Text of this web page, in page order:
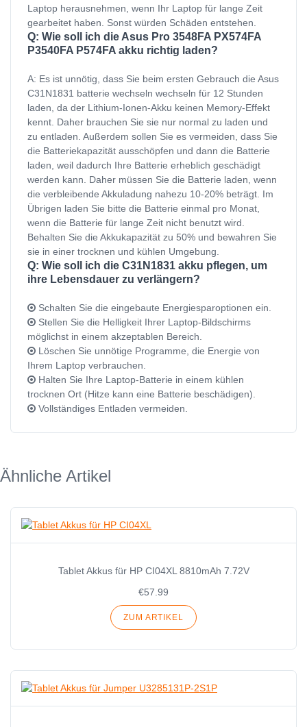
Laptop herausnehmen, wenn Ihr Laptop für lange Zeit
gearbeitet haben. Sonst würden Schäden entstehen.
Q: Wie soll ich die Asus Pro 3548FA PX574FA
P3540FA P574FA akku richtig laden?
A: Es ist unnötig, dass Sie beim ersten Gebrauch die Asus
C31N1831 batterie wechseln wechseln für 12 Stunden
laden, da der Lithium-Ionen-Akku keinen Memory-Effekt
kennt. Daher brauchen Sie sie nur normal zu laden und
zu entladen. Außerdem sollen Sie es vermeiden, dass Sie
die Batteriekapazität ausschöpfen und dann die Batterie
laden, weil dadurch Ihre Batterie erheblich geschädigt
werden kann. Daher müssen Sie die Batterie laden, wenn
die verbleibende Akkuladung nahezu 10-20% beträgt. Im
Übrigen laden Sie bitte die Batterie einmal pro Monat,
wenn die Batterie für lange Zeit nicht benutzt wird.
Behalten Sie die Akkukapazität zu 50% und bewahren Sie
sie in einer trocknen und kühlen Umgebung.
Q: Wie soll ich die C31N1831 akku pflegen, um
ihre Lebensdauer zu verlängern?
Schalten Sie die eingebaute Energiesparoptionen ein.
Stellen Sie die Helligkeit Ihrer Laptop-Bildschirms
möglichst in einem akzeptablen Bereich.
Löschen Sie unnötige Programme, die Energie von
Ihrem Laptop verbrauchen.
Halten Sie Ihre Laptop-Batterie in einem kühlen
trocknen Ort (Hitze kann eine Batterie beschädigen).
Vollständiges Entladen vermeiden.
Ähnliche Artikel
Tablet Akkus für HP CI04XL 8810mAh 7.72V
€57.99
ZUM ARTIKEL